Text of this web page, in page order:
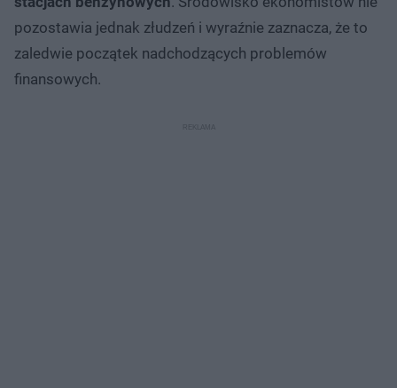
pozostawia jednak złudzeń i wyraźnie zaznacza, że to
zaledwie początek nadchodzących problemów
finansowych.